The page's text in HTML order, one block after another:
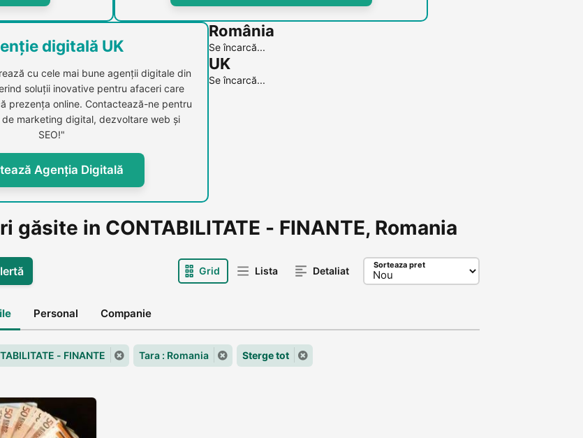
digitală UK
cu cele mai bune agenții digitale din
soluții inovative pentru afaceri care
prezența online. Contactează-ne pentru
marketing digital, dezvoltare web și
SEO!"
Agenția Digitală
România
Se încarcă...
UK
Se încarcă...
găsite in CONTABILITATE - FINANTE, Romania
Grid Lista Detaliat Sorteaza pret
Personal Companie
- FINANTE Tara : Romania Sterge tot